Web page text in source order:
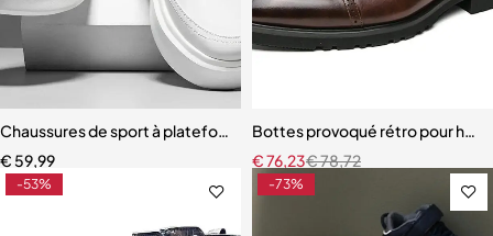
Chaussures de sport à plateforme en cuir PU pour hommes
€ 59,99
Bottes provoqué rétro pour
€78,72
€76,23
-53% -73%